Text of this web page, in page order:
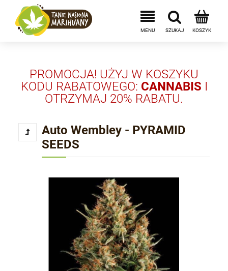
PROMOCJA! UŻYJ W KOSZYKU
KODU RABATOWEGO: CANNABIS I
OTRZYMAJ 20% RABATU.
Auto Wembley - PYRAMID
SEEDS